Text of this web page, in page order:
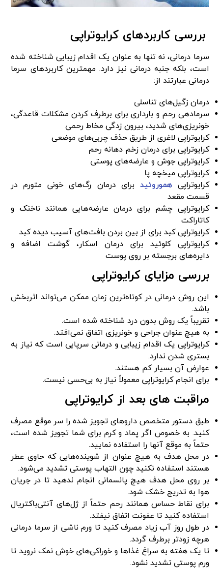
بررسی کاربردهای کرایوتراپی
سرما درمانی، نه تنها به عنوان یک اقدام زیبایی شناخته شده
است، بلکه جنبه درمانی نیز دارد. مهمترین کاربردهای سرما
درمانی عبارتند از:
درمان زگیل‌های تناسلی
سرمادهی رحم و بارداری برای برطرف کردن مشکلات قاعدگی،
خونریزی‌های شدید، بیرون زدگی مخاط رحمی
کرایوتراپی لاغری از طریق حذف چربی‌های موضعی
کرایوتراپی برای درمان زخم دهانه رحم
کرایوتراپی جوش و عارضه‌های پوستی
کرایوتراپی میخچه پا
کرایوتراپی هموروئید برای درمان رگ‌های خونی متورم در
قسمت مقعد
کرایوتراپی چشم برای درمان عارضه‌هایی همانند ناخنک و
کاتاراکت
کرایوتراپی کبد برای از بین بردن بافت‌های آسیب دیده کبد
کرایوتراپی کلوئید برای درمان اسکار، گوشت اضافه و
دایره‌های برجسته بر روی پوست
بررسی مزایای کرایوتراپی
این روش درمانی در کوتاه‌ترین زمان ممکن می‌تواند اثربخش
باشد.
تقریباً یک روش بدون درد شناخته شده است.
به هیچ عنوان جراحی و خونریزی اتفاق نمی‌افتد.
کرایوتراپی یک اقدام زیبایی و درمانی سرپایی است که نیاز به
بستری شدن ندارد.
عوارض آن بسیار کم هستند.
برای انجام کرایوتراپی معمولاً نیاز به بی‌حسی نیست.
مراقبت ‌های بعد از کرایوتراپی
طبق دستور متخصص داروهای تجویز شده را سر موقع مصرف
کنید. به خصوص اگر پماد و کرم برای شما تجویز شده است،
حتماً به موقع آن‎ها را استفاده نمایید.
در محل هدف به هیچ عنوان از شوینده‌هایی که حاوی عطر
هستند استفاده نکنید چون التهاب پوستی تشدید می‌شود.
بر روی محل هدف هیچ پانسمانی انجام ندهید تا در جریان
هوا به تدریج خشک شود.
برای نقاط حساس همانند رحم حتماً از ژل‌های آنتی‌باکتریال
استفاده کنید تا عفونت اتفاق نیفتد.
در طول روز آب زیاد مصرف کنید تا ورم ناشی از سرما درمانی
هرچه زودتر برطرف گردد.
تا یک هفته به سراغ غذاها و خوراکی‌های خوش نمک نروید تا
ورم پوستی تشدید نشود.